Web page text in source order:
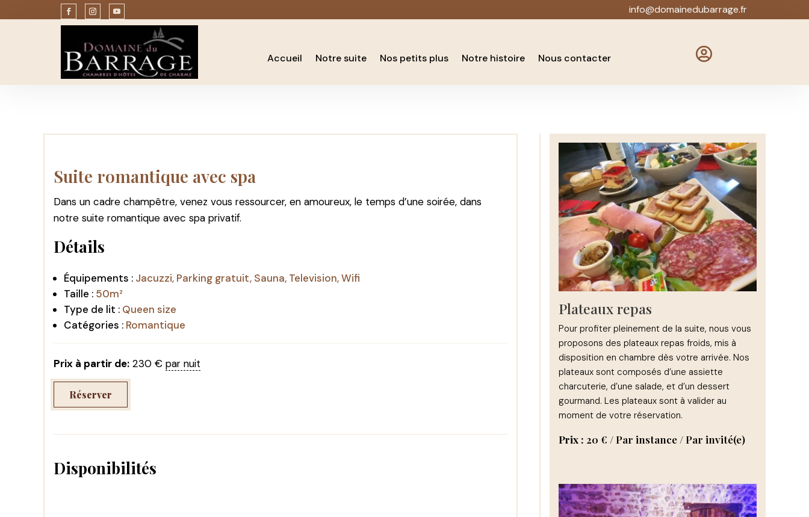
info@domainedubarrage.fr
Accueil Notre suite Nos petits plus Notre histoire Nous contacter 
Suite romantique avec spa
Dans un cadre champêtre, venez vous ressourcer, en amoureux, le temps d’une soirée, dans
notre suite romantique avec spa privatif.
Détails
Équipements : Jacuzzi, Parking gratuit, Sauna, Television,Wifi
Taille : 50m²
Type de lit : Queen size
Catégories : Romantique
Prix à partir de: 230 € par nuit
Réserver
Disponibilités
Plateaux repas
Pour profiter pleinement de la suite, nous vous
proposons des plateaux repas froids, mis à
disposition en chambre dès votre arrivée. Nos
plateaux sont composés d’une assiette
charcuterie, d’une salade, et d’un dessert
gourmand. Les plateaux sont à valider au
moment de votre réservation.
Prix : 20 € / Par instance / Par invité(e)